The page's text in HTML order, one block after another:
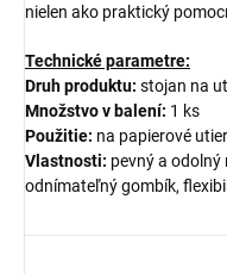
nielen ako praktický
Technické parametre:
Druh produktu: stojan na
Množstvo v balení: 1 ks
Použitie: na papierové
Vlastnosti: pevný a
odnímateľný gombík,